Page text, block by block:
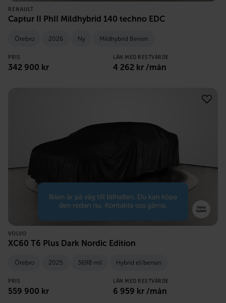
RENAULT
Captur II PhII Mildhybrid 140 techno EDC
Örebro 2026 Ny Mildhybrid Bensin
PRIS
342 900 kr
LÅN MED RESTVÄRDE
4 262 kr /mån
VOLVO
XC60 T6 Plus Dark Nordic Edition
Örebro 2025 3698 mil Hybrid el/bensin
PRIS
559 900 kr
LÅN MED RESTVÄRDE
6 959 kr /mån